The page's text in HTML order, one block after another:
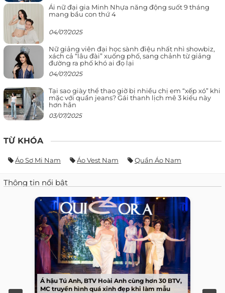
Ái nữ đại gia Minh Nhựa năng động suốt 9 tháng
mang bầu con thứ 4
04/07/2025
Nữ giảng viên đại học sành điệu nhất nhì showbiz,
xách cả “lâu đài” xuống phố, sang chảnh từ giảng
đường ra phố khó ai đọ lại
04/07/2025
Tại sao giày thể thao giờ bị nhiều chị em “xếp xó” khi
mặc với quần jeans? Gái thanh lịch mê 3 kiểu này
hơn hẳn
03/07/2025
TỪ KHÓA
Áo Sơ Mi Nam Áo Vest Nam Quần Áo Nam
Thông tin nổi bật
Á hậu Tú Anh, BTV Hoài Anh cùng hơn 30 BTV,
MC truyền hình quá xinh đẹp khi làm mẫu